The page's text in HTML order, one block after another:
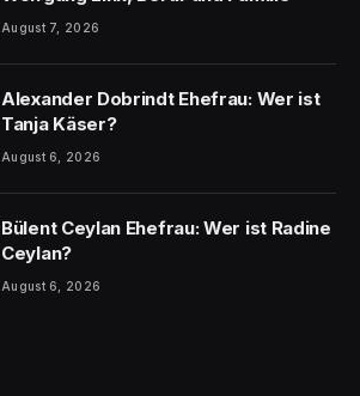
August 7, 2026
Alexander Dobrindt Ehefrau: Wer ist
Tanja Käser?
August 6, 2026
Bülent Ceylan Ehefrau: Wer ist Radine
Ceylan?
August 6, 2026